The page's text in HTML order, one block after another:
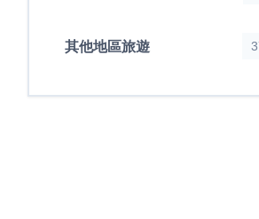
其他地區旅遊